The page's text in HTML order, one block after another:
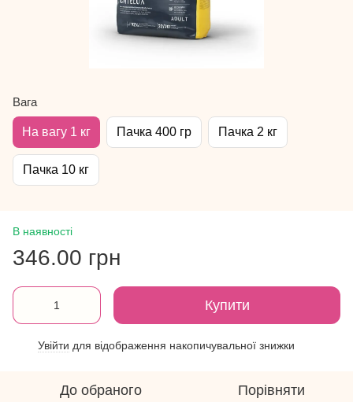
Вага
На вагу 1 кг Пачка 400 гр Пачка 2 кг
Пачка 10 кг
В наявності
346.00 грн
Купити
Увійти для відображення накопичувальної знижки
До обраного Порівняти